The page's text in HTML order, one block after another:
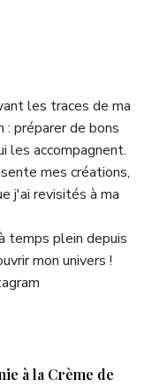
les traces de ma
: préparer de bons
les accompagnent.
mes créations,
j'ai revisités à ma
temps plein depuis
mon univers !
à la Crème de